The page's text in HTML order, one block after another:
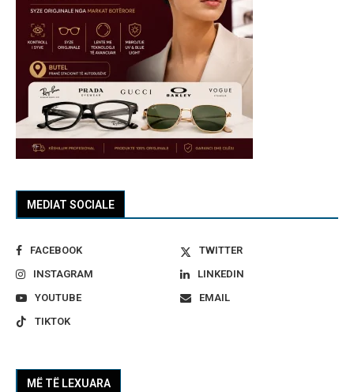
MEDIAT SOCIALE
FACEBOOK
TWITTER
INSTAGRAM
LINKEDIN
YOUTUBE
EMAIL
TIKTOK
MË TË LEXUARA